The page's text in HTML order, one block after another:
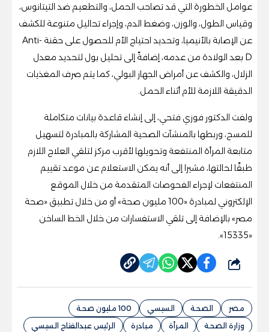
عوامل الخطورة التي قد تصاحب الحمل، والتطعيم ضد التيتانوس،
وقياس الطول، والوزن، وضغط الدم، وإجراء تحاليل متنوعة للكشف
عن الإصابة بالأنيميا، وتحديد احتياج الأم للحصول على حقنة Anti-
D بعد الولادة من عدمه، إضافةً إلى تحليل بول لتحديد معدل
الزلال، والكشف عن أمراض الجهاز البولي، كما يتم صرف المغذيات
الدقيقة اللازمة للأم أثناء الحمل.
ولفت الدكتور فوزي فتحي، إلى إنشاء قاعدة بيانات متكاملة
للمسح، وربطها بالمنشآت الصحية المشاركة بالمبادرة لتسهيل
متابعة المرأة المنتفعة وتحويلها لأقرب مركز لتلقي العلاج اللازم
طبقًا لحالتها، مشيرا إلى أنه يمكن الاستعلام عن موعد تقييم
المنتفعات لإجراء الفحوصات المتقدمة من خلال الموقع
الإلكتروني لمبادرة «100 مليون صحة» أو من خلال تطبيق «صحة
مصر» بالإضافة إلى تلقي الاستفسارات من خلال الخط الساخن
«15335».
شارك
مصر الصحة السيسي
100 مليون صحة
وزارة الصحة
المرأة مبادرة الرئيس عبدالفتاح السيسي